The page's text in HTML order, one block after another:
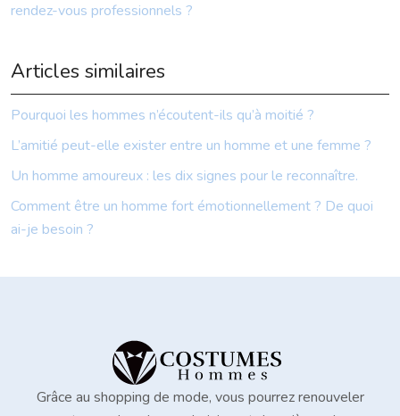
rendez-vous professionnels ?
Articles similaires
Pourquoi les hommes n’écoutent-ils qu’à moitié ?
L’amitié peut-elle exister entre un homme et une femme ?
Un homme amoureux : les dix signes pour le reconnaître.
Comment être un homme fort émotionnellement ? De quoi
ai-je besoin ?
Grâce au shopping de mode, vous pourrez renouveler